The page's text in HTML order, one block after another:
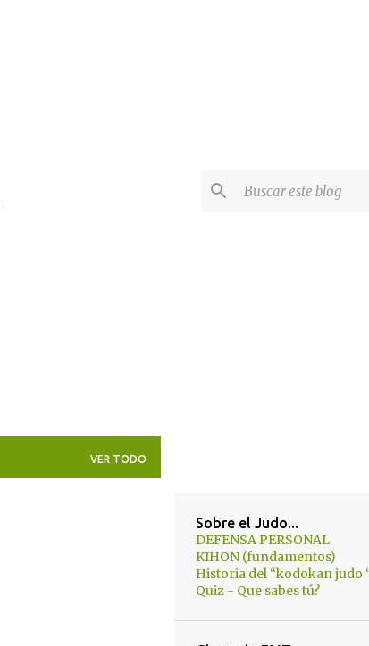
VER TODO
Sobre el Judo...
DEFENSA PERSONAL
KIHON (fundamentos)
Historia del “kodokan judo
Quiz - Que sabes tú?